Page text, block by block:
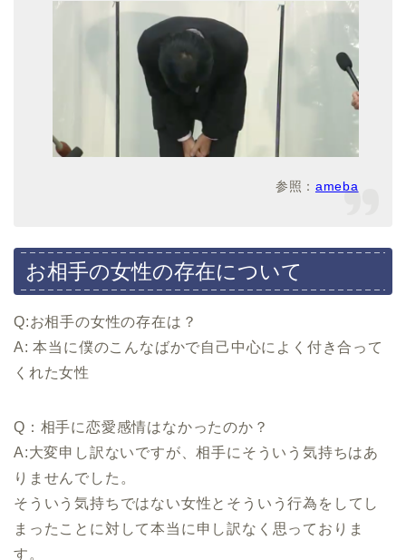
参照： ameba
お相手の女性の存在について
Q:お相手の女性の存在は？
A: 本当に僕のこんなばかで自己中心によく付き合って
くれた女性
Q：相手に恋愛感情はなかったのか？
A:大変申し訳ないですが、相手にそういう気持ちはあ
りませんでした。
そういう気持ちではない女性とそういう行為をしてし
まったことに対して本当に申し訳なく思っておりま
す。